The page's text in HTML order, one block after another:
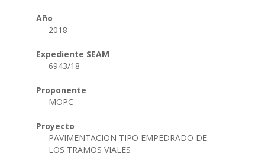
Año
2018
Expediente SEAM
6943/18
Proponente
MOPC
Proyecto
PAVIMENTACION TIPO EMPEDRADO DE
LOS TRAMOS VIALES